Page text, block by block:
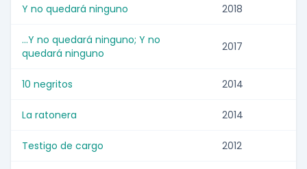
Y no quedará ninguno 2018
...Y no quedará ninguno; Y no
quedará ninguno
2017
10 negritos 2014
La ratonera 2014
Testigo de cargo 2012